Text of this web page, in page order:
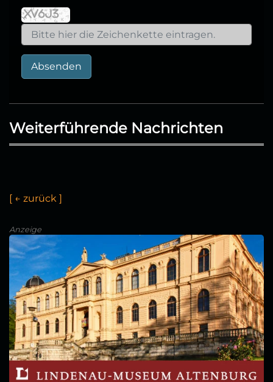
Absenden
Weiterführende Nachrichten
[ ← zurück ]
Anzeige